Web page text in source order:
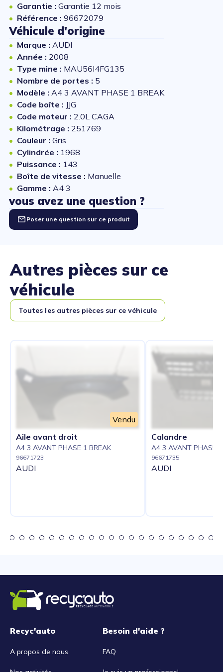
Garantie : Garantie 12 mois
Référence : 96672079
Véhicule d'origine
Marque : AUDI
Année : 2008
Type mine : MAU56I4FG135
Nombre de portes : 5
Modèle : A4 3 AVANT PHASE 1 BREAK
Code boîte : JJG
Code moteur : 2.0L CAGA
Kilométrage : 251769
Couleur : Gris
Cylindrée : 1968
Puissance : 143
Boîte de vitesse : Manuelle
Gamme : A4 3
vous avez une question ?
Poser une question sur ce produit
Autres pièces sur ce
véhicule
Toutes les autres pièces sur ce véhicule
Vendu
Aile avant droit
A4 3 AVANT PHASE 1 BREAK
96671723
AUDI
Calandre
A4 3 AVANT PHASE
96671735
AUDI
Recyc'auto
A propos de nous
Besoin d'aide ?
FAQ